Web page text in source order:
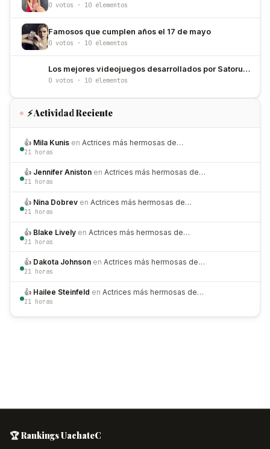
0 votos · 10 elementos
Famosos que cumplen años el 17 de mayo
0 votos · 10 elementos
Los mejores videojuegos desarrollados por Satoru Iwata
0 votos · 10 elementos
⚡ Actividad Reciente
👍 Mila Kunis en Actrices más hermosas de…
21 horas
👍 Jennifer Aniston en Actrices más hermosas de…
21 horas
👍 Nina Dobrev en Actrices más hermosas de…
21 horas
👍 Blake Lively en Actrices más hermosas de…
21 horas
👍 Dakota Johnson en Actrices más hermosas de…
21 horas
👍 Hailee Steinfeld en Actrices más hermosas de…
21 horas
🏆 Rankings UachateC